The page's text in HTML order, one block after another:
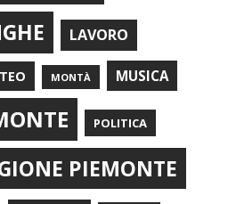
LAVORO
MONTÀ MUSICA
POLITICA
PIEMONTE